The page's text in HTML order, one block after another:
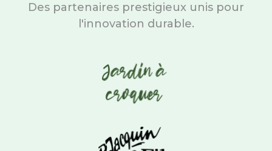
Des partenaires prestigieux unis pour
l'innovation durable.